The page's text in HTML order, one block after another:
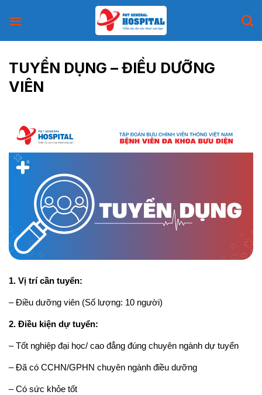
TUYỂN DỤNG – ĐIỀU DƯỠNG
VIÊN
1. Vị trí cần tuyển:
– Điều dưỡng viên (Số lượng: 10 người)
2. Điều kiện dự tuyển:
– Tốt nghiệp đại học/ cao đẳng đúng chuyên ngành dự tuyển
– Đã có CCHN/GPHN chuyên ngành điều dưỡng
– Có sức khỏe tốt